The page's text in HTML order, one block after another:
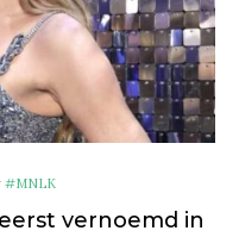
#MNLK
vernoemd in